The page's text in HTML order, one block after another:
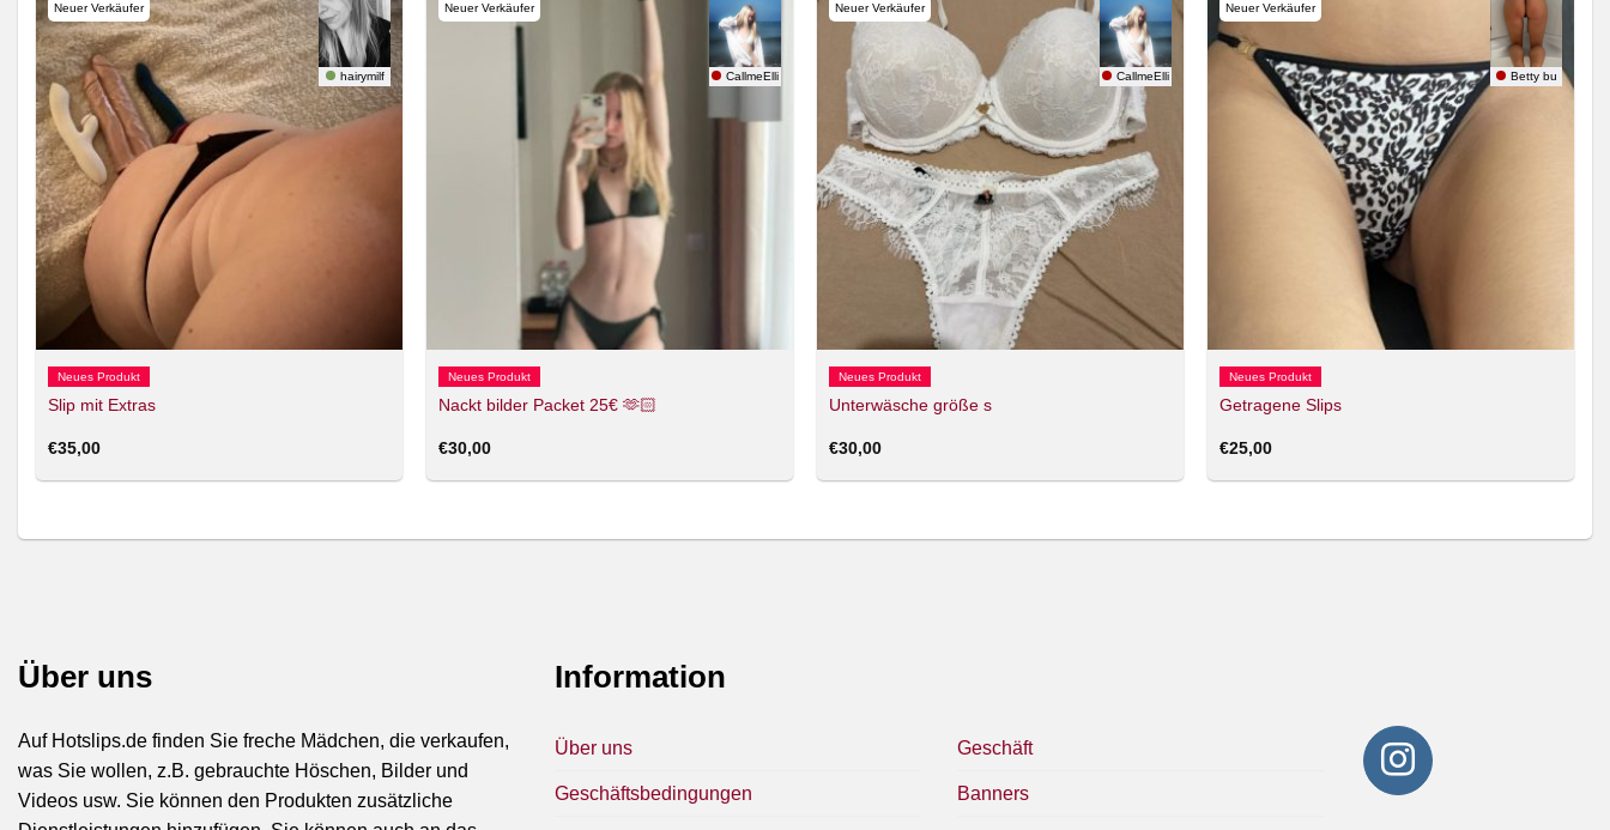
Neuer Verkäufer
hairymilf
Neues Produkt
Slip mit Extras
€35,00
Neuer Verkäufer
CallmeElli
Neues Produkt
Nackt bilder Packet 25€ 🫶🏻
€30,00
Neuer Verkäufer
CallmeElli
Neues Produkt
Unterwäsche größe s
€30,00
Neuer Verkäufer
Betty bu
Neues Produkt
Getragene Slips
€25,00
Über uns
Auf Hotslips.de finden Sie freche Mädchen, die verkaufen,
was Sie wollen, z.B. gebrauchte Höschen, Bilder und
Videos usw. Sie können den Produkten zusätzliche
Information
Über uns
Geschäftsbedingungen
Geschäft
Banners